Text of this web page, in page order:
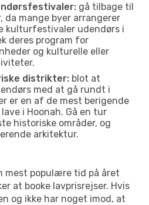
gå tilbage til
da mange byer arrangerer
kulturfestivaler udendørs i
deres program for
og kulturelle eller
distrikter: blot at
med at gå rundt i
er en af de mest berigende
i Hoonah. Gå en tur
historiske områder, og
arkitektur.
mest populære tid på året
at booke lavprisrejser. Hvis
og ikke har noget imod, at